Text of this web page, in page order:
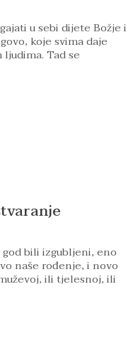
u sebi dijete Božje i
koje svima daje
Tad se
bili izgubljeni, eno
naše rođenje, i novo
ili tjelesnoj, ili